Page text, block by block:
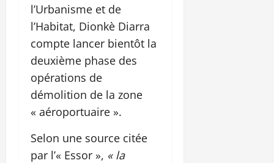
l’Urbanisme et de
l’Habitat, Dionkè Diarra
compte lancer bientôt la
deuxième phase des
opérations de
démolition de la zone
« aéroportuaire ».
Selon une source citée
par l’« Essor », « la